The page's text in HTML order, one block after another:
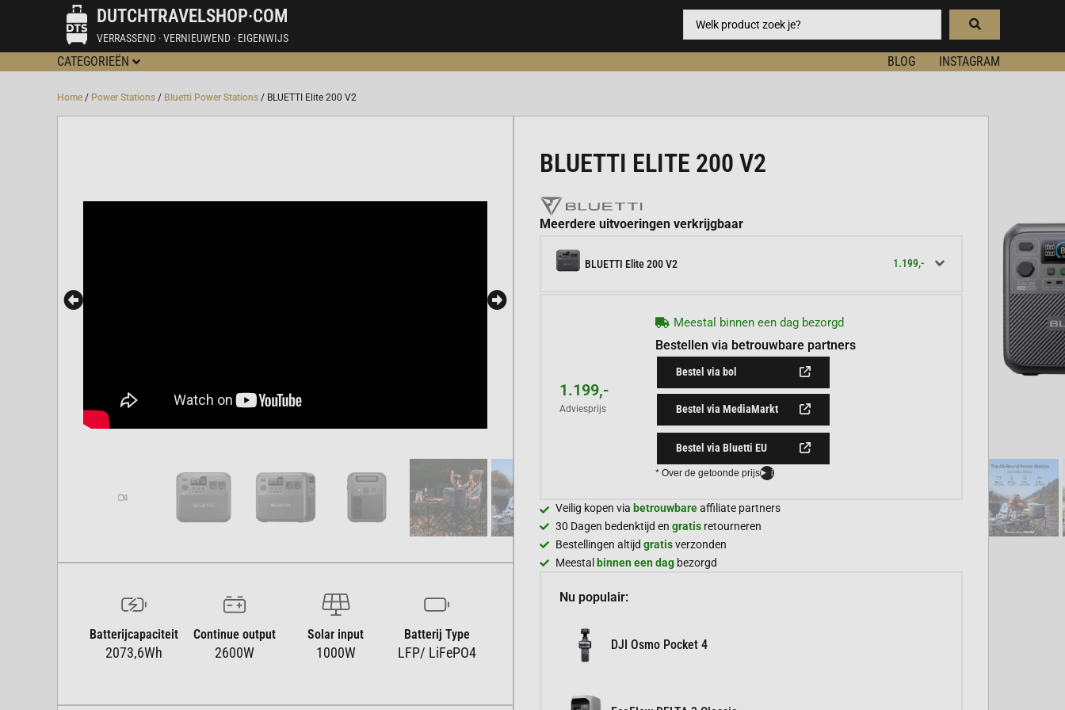
DUTCHTRAVELSHOP·COM
VERRASSEND · VERNIEUWEND · EIGENWIJS
CATEGORIEËN BLOG INSTAGRAM
Home / Power Stations / Bluetti Power Stations / BLUETTI Elite 200 V2
Batterijcapaciteit
2073,6Wh
Continue output
2600W
Solar input
1000W
Batterij Type
LFP/ LiFePO4
BLUETTI ELITE 200 V2
Meerdere uitvoeringen verkrijgbaar
BLUETTI Elite 200 V2 1.199,-
1.199,-
Adviesprijs
Meestal binnen een dag bezorgd
Bestellen via betrouwbare partners
Bestel via bol
Bestel via MediaMarkt
Bestel via Bluetti EU
* Over de getoonde prijs i
Veilig kopen via betrouwbareaffiliate partners
30 Dagen bedenktijd en gratis retourneren
Bestellingen altijd gratisverzonden
Meestalbinnen een dag bezorgd
Nu populair:
DJI Osmo Pocket 4